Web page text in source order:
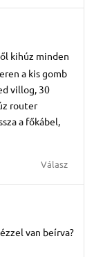
kihúz minden
a kis gomb
villog, 30
router
a főkábel,
Válasz
van beírva?